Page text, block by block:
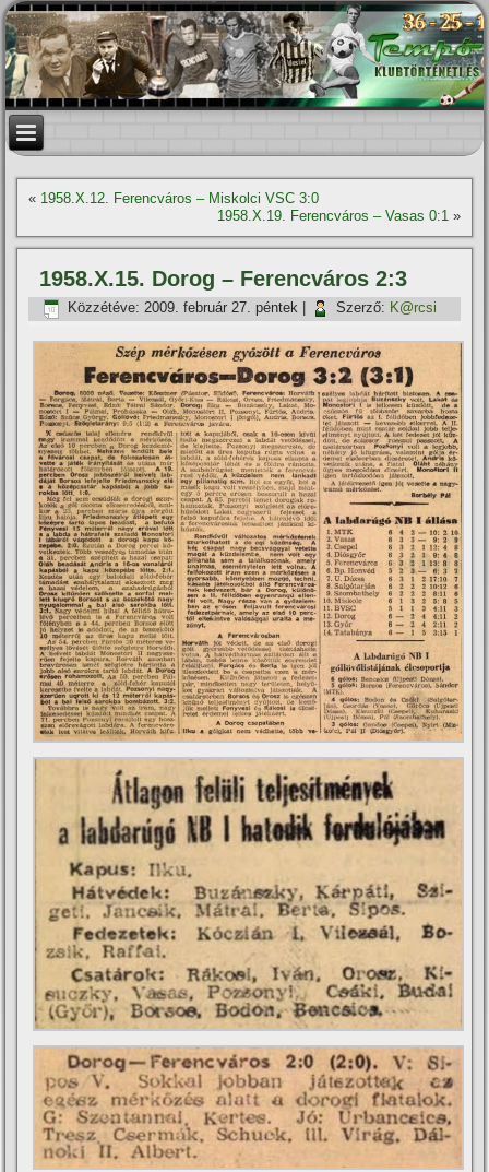
« 1958.X.12. Ferencváros – Miskolci VSC 3:0
1958.X.19. Ferencváros – Vasas 0:1»
1958.X.15. Dorog – Ferencváros 2:3
Közzétéve: 2009. február 27. péntek Szerző: K@rcsi